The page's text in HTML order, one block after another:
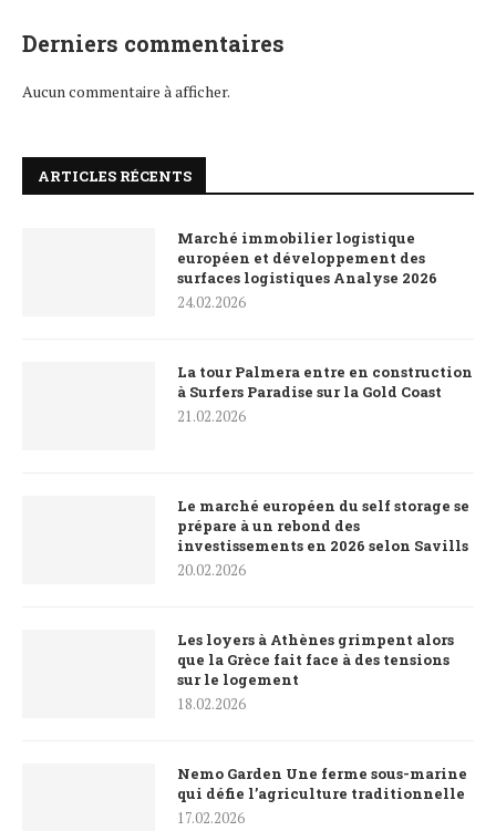
Derniers commentaires
Aucun commentaire à afficher.
ARTICLES RÉCENTS
Marché immobilier logistique
européen et développement des
surfaces logistiques Analyse 2026
24.02.2026
La tour Palmera entre en construction
à Surfers Paradise sur la Gold Coast
21.02.2026
Le marché européen du self storage se
prépare à un rebond des
investissements en 2026 selon Savills
20.02.2026
Les loyers à Athènes grimpent alors
que la Grèce fait face à des tensions
sur le logement
18.02.2026
Nemo Garden Une ferme sous-marine
qui défie l’agriculture traditionnelle
17.02.2026